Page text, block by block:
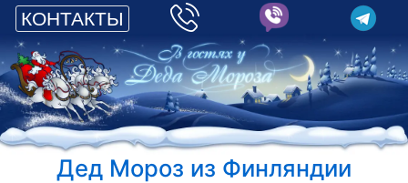
КОНТАКТЫ
Дед Мороз из Финляндии